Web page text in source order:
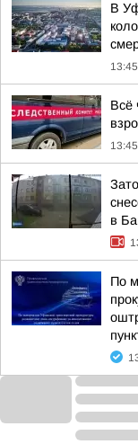
В
13:45
Всё
13:45
в
По